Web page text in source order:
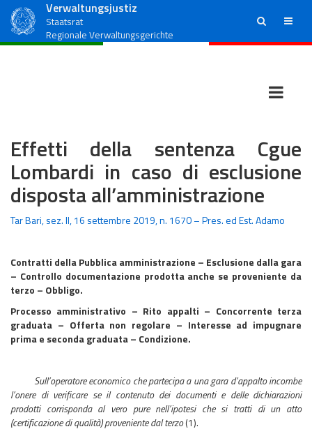
Verwaltungsjustiz
Staatsrat
Regionale Verwaltungsgerichte
ricerca menu
Effetti della sentenza Cgue
Lombardi in caso di esclusione
disposta all’amministrazione
Tar Bari, sez. II, 16 settembre 2019, n. 1670 – Pres. ed Est. Adamo
Contratti della Pubblica amministrazione – Esclusione dalla gara
– Controllo documentazione prodotta anche se proveniente da
terzo – Obbligo.
Processo amministrativo – Rito appalti – Concorrente terza
graduata – Offerta non regolare – Interesse ad impugnare
prima e seconda graduata – Condizione.
Sull’operatore economico che partecipa a una gara d’appalto incombe
l’onere di verificare se il contenuto dei documenti e delle dichiarazioni
prodotti corrisponda al vero pure nell’ipotesi che si tratti di un atto
(certificazione di qualità) proveniente dal terzo(1).